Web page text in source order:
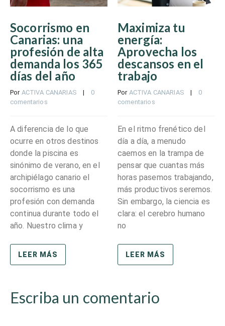
Socorrismo en
Canarias: una
profesión de alta
demanda los 365
días del año
Por ACTIVA CANARIAS
    |
0
comentarios
A diferencia de lo que
ocurre en otros destinos
donde la piscina es
sinónimo de verano, en el
archipiélago canario el
socorrismo es una
profesión con demanda
continua durante todo el
año. Nuestro clima y
LEER MÁS
Maximiza tu
energía:
Aprovecha los
descansos en el
trabajo
Por ACTIVA CANARIAS
    |
0
comentarios
En el ritmo frenético del
día a día, a menudo
caemos en la trampa de
pensar que cuantas más
horas pasemos trabajando,
más productivos seremos.
Sin embargo, la ciencia es
clara: el cerebro humano
no
LEER MÁS
Escriba un comentario